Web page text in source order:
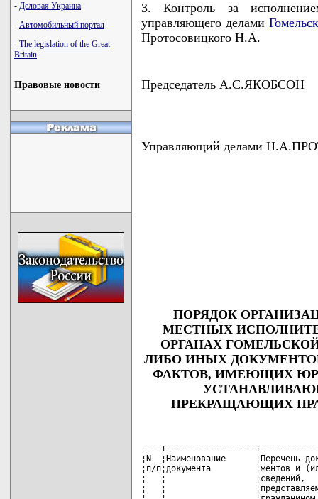
- Деловая Украина
- Автомобильный портал
- The legislation of the Great
Britain
Правовые новости
3. Контроль за
управляющего делами
Протосовицкого Н.А.
Председатель А.С.ЯКОБСОН
Управляющий делами
ПОРЯДОК
МЕСТНЫХ
ОРГАНАХ
ЛИБО ИНЫХ
ФАКТОВ, ИМЕЮЩИХ
ПРЕКРАЩАЮЩИХ
----+------------------+---------------+------+----------+-------------
¦N  ¦Наименование      ¦Перечень доку- ¦Срок  ¦Срок      ¦Наименование¦
¦п/п¦документа         ¦ментов и (или) ¦выдачи¦действия  ¦органа,     ¦
¦   ¦                  ¦сведений,      ¦доку- ¦документа ¦выдающего   ¦
¦   ¦                  ¦представляемых ¦мента ¦          ¦документ    ¦
¦   ¦                  ¦гражданином <*>¦      ¦          ¦            ¦
+---+------------------+---------------+------+----------+------------+
¦ 1 ¦        2         ¦       3       ¦   4  ¦      5   ¦       6    ¦
+---+------------------+---------------+------+----------+------------+
¦ 1 ¦Справка, подтверж-¦Заявление      ¦До 5  ¦До        ¦Городские и ¦
¦   ¦дающая, что прода-¦               ¦дней  ¦завершения¦районные    ¦
¦   ¦ваемая продукция  ¦               ¦      ¦реализации¦исполнитель-¦
¦   ¦произведена физи- ¦               ¦      ¦продукции,¦ные комитеты¦
¦   ¦ческим лицом или  ¦               ¦      ¦но не     ¦(далее -    ¦
¦   ¦членами его семьи,¦               ¦      ¦менее 6   ¦горрайиспол-¦
¦   ¦его родителями на ¦               ¦      ¦месяцев   ¦комы),      ¦
¦   ¦земельном участке,¦               ¦      ¦          ¦сельские    ¦
¦   ¦выделенном для    ¦               ¦      ¦          ¦(поселковые)¦
¦   ¦ведения личного   ¦               ¦      ¦          ¦исполнитель-¦
¦   ¦подсобного хозяй- ¦               ¦      ¦          ¦ные комитеты¦
¦   ¦ства, садоводства,¦               ¦      ¦          ¦            ¦
¦   ¦огородничества    ¦               ¦      ¦          ¦            ¦
+---+------------------+---------------+------+----------+------------+
¦ 2 ¦Справка о         ¦Заявление      ¦В день¦6 месяцев ¦Горрайиспол-¦
¦   ¦нуждаемости в     ¦               ¦обра- ¦          ¦комы,       ¦
¦   ¦улучшении         ¦               ¦щения ¦          ¦сельские    ¦
¦   ¦жилищных условий  ¦               ¦      ¦          ¦(поселковые)¦
¦   ¦                  ¦               ¦      ¦          ¦исполнитель-¦
¦   ¦                  ¦               ¦      ¦          ¦ные комитеты¦
+---+------------------+---------------+------+----------+------------+
¦ 3 ¦Справка о         ¦Заявление      ¦15    ¦Постоянно ¦горрайиспол-¦
¦   ¦начисленной       ¦               ¦дней  ¦          ¦комы, сельс-¦
¦   ¦жилищной квоте    ¦               ¦      ¦          ¦кие (посел- ¦
¦   ¦                  ¦               ¦      ¦          ¦ковые) ис-  ¦
¦   ¦                  ¦               ¦      ¦          ¦полнительные¦
¦   ¦                  ¦               ¦      ¦          ¦комитеты,   ¦
¦   ¦                  ¦               ¦      ¦          ¦организация,¦
¦   ¦                  ¦               ¦      ¦          ¦начислившая ¦
¦   ¦                  ¦               ¦      ¦          ¦жилищную    ¦
¦   ¦                  ¦               ¦      ¦          ¦квоту       ¦
+---+------------------+---------------+------+----------+------------+
¦ 4 ¦Решение местного  ¦Заявление,     ¦1     ¦Постоянно ¦Горрайиспол-¦
¦   ¦исполнительного и ¦документ,      ¦месяц ¦          ¦комы        ¦
¦   ¦распорядительного ¦подтверждающий ¦<**>  ¦          ¦            ¦
¦   ¦органа о принятии ¦право собствен-¦      ¦          ¦            ¦
¦   ¦в эксплуатацию    ¦ности или поль-¦      ¦          ¦            ¦
¦   ¦самовольно возве- ¦зования земель-¦      ¦          ¦            ¦
¦   ¦денной постройки  ¦ным участком   ¦      ¦          ¦            ¦
+---+------------------+---------------+------+----------+------------+
¦ 5 ¦Решение местного  ¦Заявление      ¦15    ¦1 год     ¦Горрайиспол-¦
¦   ¦исполнительного и ¦               ¦дней  ¦          ¦комы        ¦
¦   ¦распорядительного ¦               ¦      ¦          ¦            ¦
¦   ¦органа о разреше- ¦               ¦      ¦          ¦            ¦
¦   ¦нии на продажу,   ¦               ¦      ¦          ¦            ¦
¦   ¦дарение или обмен ¦               ¦      ¦          ¦            ¦
¦   ¦жилого помещения, ¦               ¦      ¦          ¦            ¦
¦   ¦построенного (ре- ¦               ¦      ¦          ¦            ¦
¦   ¦конструированного,¦               ¦      ¦          ¦            ¦
¦   ¦приобретенного) с ¦               ¦      ¦          ¦            ¦
¦   ¦использованием    ¦               ¦      ¦          ¦            ¦
¦   ¦льготного кредита,¦               ¦      ¦          ¦            ¦
¦   ¦в течение трех лет¦               ¦      ¦          ¦            ¦
¦   ¦со дня погашения  ¦               ¦      ¦          ¦            ¦
¦   ¦этого кредита     ¦               ¦      ¦          ¦            ¦
+---+------------------+---------------+------+----------+------------+
¦ 6 ¦Решение местного  ¦Заявление, в   ¦1     ¦1 год     ¦Горрайиспол-¦
¦   ¦исполнительного и ¦котором указы- ¦месяц ¦          ¦комы,       ¦
¦   ¦распорядительного ¦ваются сведе-  ¦<**>  ¦